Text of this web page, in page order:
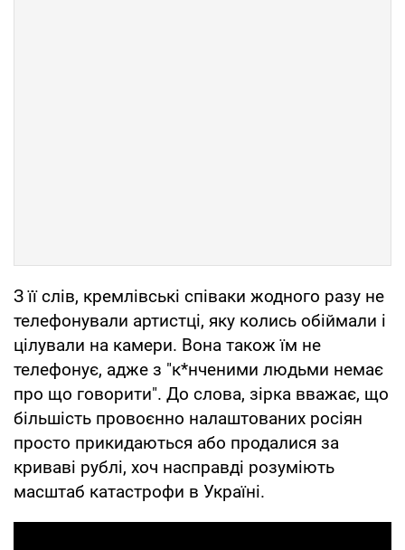
З її слів, кремлівські співаки жодного разу не
телефонували артистці, яку колись обіймали і
цілували на камери. Вона також їм не
телефонує, адже з "к*нченими людьми немає
про що говорити". До слова, зірка вважає, що
більшість провоєнно налаштованих росіян
просто прикидаються або продалися за
криваві рублі, хоч насправді розуміють
масштаб катастрофи в Україні.